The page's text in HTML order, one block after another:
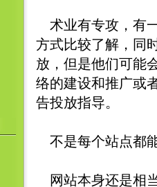
术业有专攻，有
方式比较了解，同
放，但是他们可能
络的建设和推广或
告投放指导。
不是每个站点都
网站本身还是相